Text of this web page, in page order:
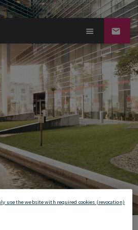
news
use the website with required cookies (revocation)